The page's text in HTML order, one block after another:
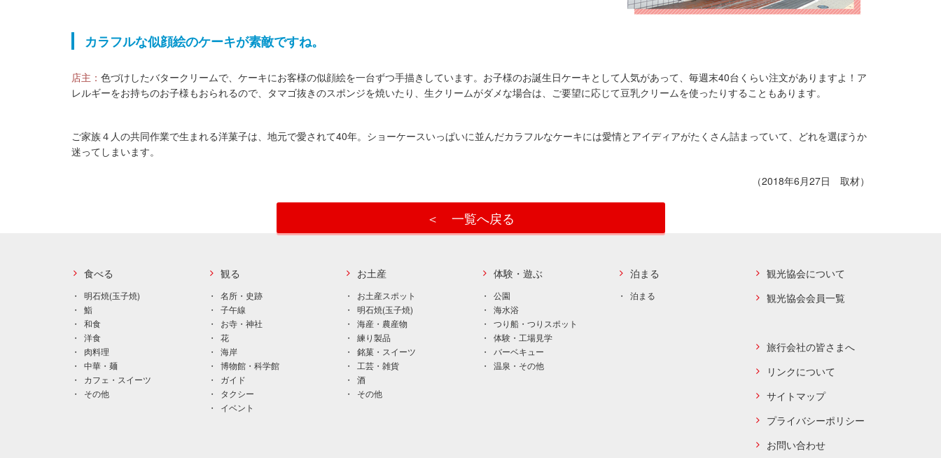
カラフルな似顔絵のケーキが素敵ですね。
店主： 色づけしたバタークリームで、ケーキにお客様の似顔絵を一台ずつ手描きしています。お子様のお誕生日ケーキとして人気があって、毎週末40台くらい注文がありますよ！ア
レルギーをお持ちのお子様もおられるので、タマゴ抜きのスポンジを焼いたり、生クリームがダメな場合は、ご要望に応じて豆乳クリームを使ったりすることもあります。
ご家族４人の共同作業で生まれる洋菓子は、地元で愛されて40年。ショーケースいっぱいに並んだカラフルなケーキには愛情とアイディアがたくさん詰まっていて、どれを選ぼうか
迷ってしまいます。
（2018年6月27日 取材）
＜ 一覧へ戻る
食べる
明石焼(玉子焼)
鮨
和食
洋食
肉料理
中華・麺
カフェ・スイーツ
その他
観る
名所・史跡
子午線
お寺・神社
花
海岸
博物館・科学館
ガイド
タクシー
イベント
お土産
お土産スポット
明石焼(玉子焼)
海産・農産物
練り製品
銘菓・スイーツ
工芸・雑貨
酒
その他
体験・遊ぶ
公園
海水浴
つり船・つりスポット
体験・工場見学
バーベキュー
温泉・その他
泊まる
泊まる
観光協会について
観光協会会員一覧
旅行会社の皆さまへ
リンクについて
サイトマップ
プライバシーポリシー
お問い合わせ